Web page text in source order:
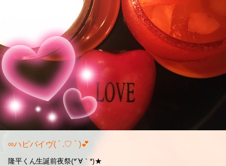
∞ハピバイヴ( ´ .♡ ` )💕
隆平くん生誕前夜祭(*´∀｀*)★